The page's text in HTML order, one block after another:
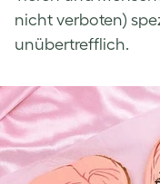
nicht verboten)
unübertrefflich.